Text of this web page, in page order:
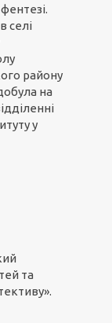
селі
району
на
у
та